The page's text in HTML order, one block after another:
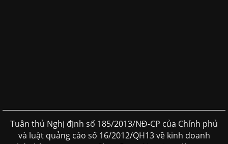
Tuân thủ Nghị định số 185/2013/NĐ-CP của Chính phủ
và luật quảng cáo số 16/2012/QH13 về kinh doanh